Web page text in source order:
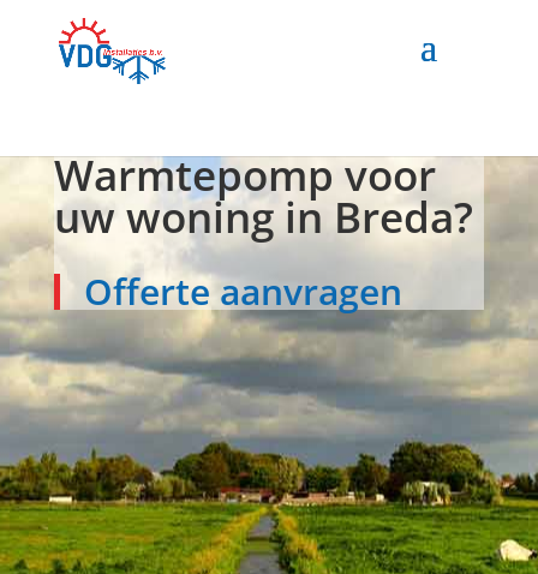
Warmtepomp voor
uw woning in Breda?
Offerte aanvragen